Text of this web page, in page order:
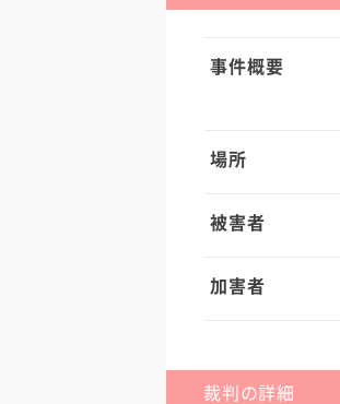
事件概要
場所
被害者
加害者
裁判の詳細